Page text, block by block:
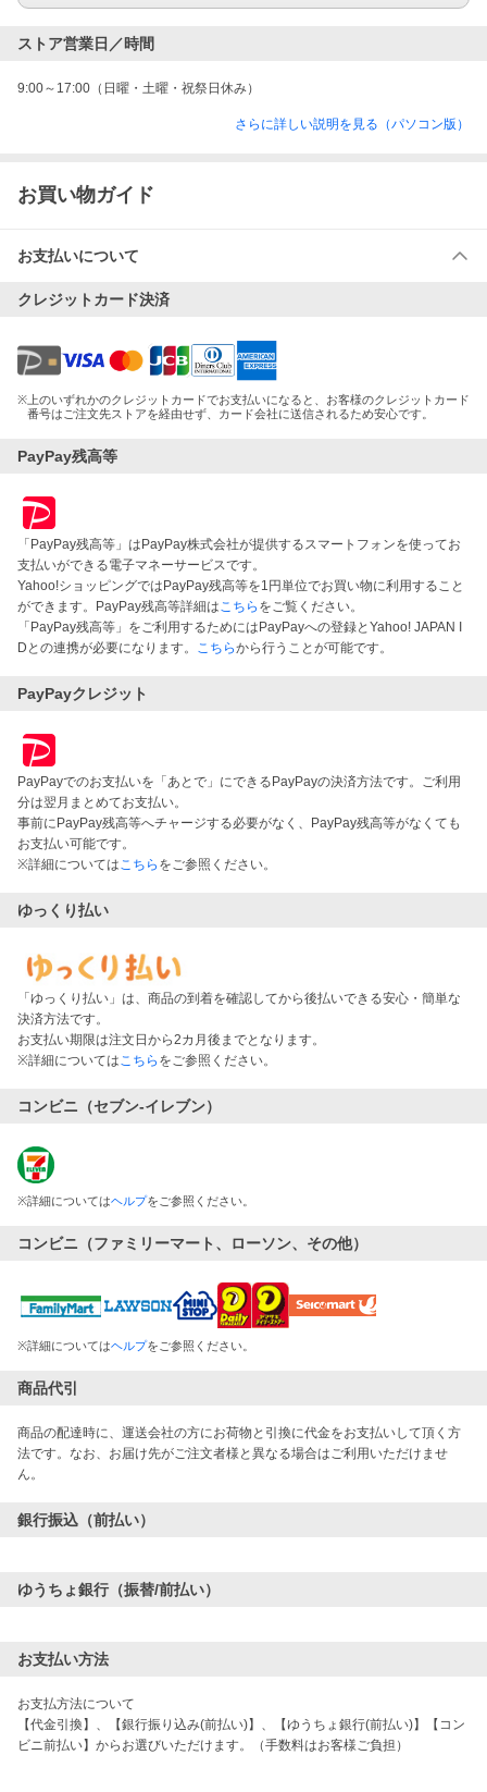
ストア営業日／時間
9:00～17:00（日曜・土曜・祝祭日休み）
さらに詳しい説明を見る（パソコン版）
お買い物ガイド
お支払いについて
クレジットカード決済
※ 上のいずれかのクレジットカードでお支払いになると、お客様のクレジットカード
番号はご注文先ストアを経由せず、カード会社に送信されるため安心です。
PayPay残高等
「PayPay残高等」はPayPay株式会社が提供するスマートフォンを使ってお
支払いができる電子マネーサービスです。
Yahoo!ショッピングではPayPay残高等を1円単位でお買い物に利用すること
ができます。PayPay残高等詳細はこちら をご覧ください。
「PayPay残高等」をご利用するためにはPayPayへの登録とYahoo! JAPAN I
Dとの連携が必要になります。 こちらから行うことが可能です。
PayPayクレジット
PayPayでのお支払いを「あとで」にできるPayPayの決済方法です。ご利用
分は翌月まとめてお支払い。
事前にPayPay残高等へチャージする必要がなく、PayPay残高等がなくても
お支払い可能です。
※詳細についてはこちら をご参照ください。
ゆっくり払い
「ゆっくり払い」は、商品の到着を確認してから後払いできる安心・簡単な
決済方法です。
お支払い期限は注文日から2カ月後までとなります。
※詳細についてはこちら をご参照ください。
コンビニ（セブン-イレブン）
※詳細についてはヘルプをご参照ください。
コンビニ（ファミリーマート、ローソン、その他）
※詳細についてはヘルプをご参照ください。
商品代引
商品の配達時に、運送会社の方にお荷物と引換に代金をお支払いして頂く方
法です。なお、お届け先がご注文者様と異なる場合はご利用いただけませ
ん。
銀行振込（前払い）
ゆうちょ銀行（振替/前払い）
お支払い方法
お支払方法について
【代金引換】、【銀行振り込み(前払い)】、【ゆうちょ銀行(前払い)】【コン
ビニ前払い】からお選びいただけます。（手数料はお客様ご負担）